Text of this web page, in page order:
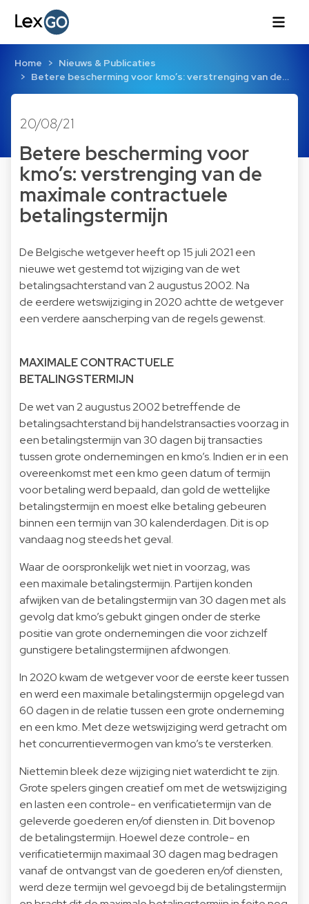
Home
Nieuws & Publicaties
Betere bescherming voor kmo’s: verstrenging van de…
20/08/21
Betere bescherming voor
kmo’s: verstrenging van de
maximale contractuele
betalingstermijn
De Belgische wetgever heeft op 15 juli 2021 een
nieuwe wet gestemd tot wijziging van de wet
betalingsachterstand van 2 augustus 2002. Na
de eerdere wetswijziging in 2020 achtte de wetgever
een verdere aanscherping van de regels gewenst.
MAXIMALE CONTRACTUELE
BETALINGSTERMIJN
De wet van 2 augustus 2002 betreffende de
betalingsachterstand bij handelstransacties voorzag in
een betalingstermijn van 30 dagen bij transacties
tussen grote ondernemingen en kmo’s. Indien er in een
overeenkomst met een kmo geen datum of termijn
voor betaling werd bepaald, dan gold de wettelijke
betalingstermijn en moest elke betaling gebeuren
binnen een termijn van 30 kalenderdagen. Dit is op
vandaag nog steeds het geval.
Waar de oorspronkelijk wet niet in voorzag, was
een maximale betalingstermijn. Partijen konden
afwijken van de betalingstermijn van 30 dagen met als
gevolg dat kmo’s gebukt gingen onder de sterke
positie van grote ondernemingen die voor zichzelf
gunstigere betalingstermijnen afdwongen.
In 2020 kwam de wetgever voor de eerste keer tussen
en werd een maximale betalingstermijn opgelegd van
60 dagen in de relatie tussen een grote onderneming
en een kmo. Met deze wetswijziging werd getracht om
het concurrentievermogen van kmo’s te versterken.
Niettemin bleek deze wijziging niet waterdicht te zijn.
Grote spelers gingen creatief om met de wetswijziging
en lasten een controle- en verificatietermijn van de
geleverde goederen en/of diensten in. Dit bovenop
de betalingstermijn. Hoewel deze controle- en
verificatietermijn maximaal 30 dagen mag bedragen
vanaf de ontvangst van de goederen en/of diensten,
werd deze termijn wel gevoegd bij de betalingstermijn